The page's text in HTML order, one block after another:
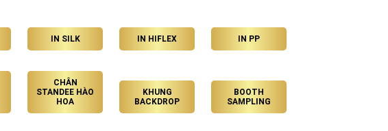
IN SILK IN HIFLEX IN PP
CHÂN
STANDEE HÀO
HOA
KHUNG
BACKDROP
BOOTH
SAMPLING